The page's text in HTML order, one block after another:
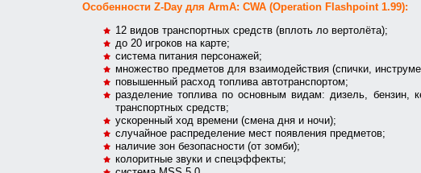
Особенности Z-Day для ArmA: CWA (Operation Flashpoint 1.99):
12 видов транспортных средств (вплоть ло вертолёта);
до 20 игроков на карте;
система питания персонажей;
множество предметов для взаимодействия (спички,
повышенный расход топлива автотранспортом;
разделение топлива по основным видам: дизель, бензин,
транспортных средств;
ускоренный ход времени (смена дня и ночи);
случайное распределение мест появления предметов;
наличие зон безопасности (от зомби);
колоритные звуки и спецэффекты;